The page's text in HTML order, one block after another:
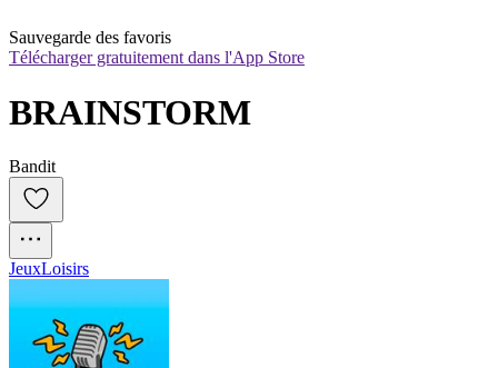
Sauvegarde des favoris
Télécharger gratuitement dans l'App Store
BRAINSTORM
Bandit
JeuxLoisirs